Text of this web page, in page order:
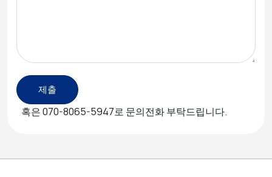
제출
혹은070-8065-5947로 문의전화 부탁드립니다.